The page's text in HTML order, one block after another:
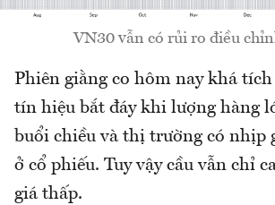
VN30 vẫn có rủi ro điều
Phiên giằng co hôm nay khá
tín hiệu bắt đáy khi lượng hàng
buổi chiều và thị trường có nhịp
ở cổ phiếu. Tuy vậy cầu vẫn chỉ
giá thấp.